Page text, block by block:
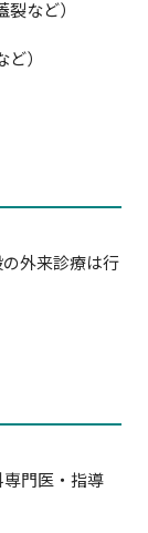
など）
）
外来診療は行
門医・指導